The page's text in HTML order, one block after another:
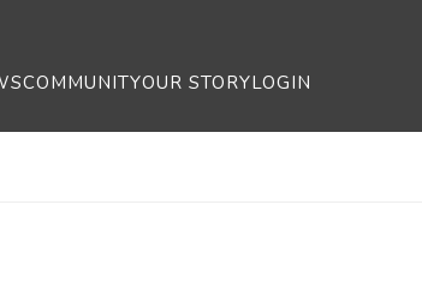
COMMUNITYOUR STORYLOGIN